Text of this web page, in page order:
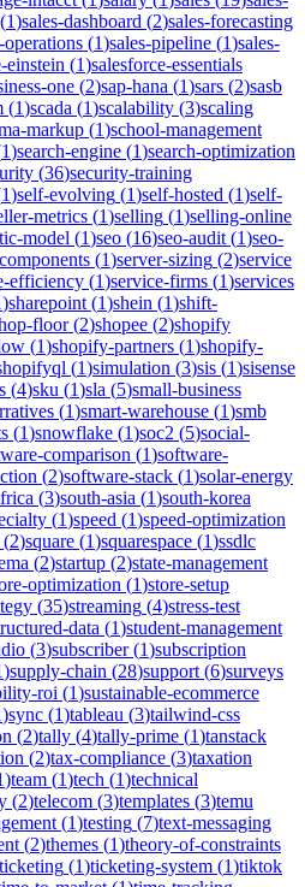
(1)sales-dashboard (2)sales-forecasting
operations (1)sales-pipeline (1)sales-
einstein (1)salesforce-essentials
one (2)sap-hana (1)sars (2)sasb
(1)scada (1)scalability (3)scaling
markup (1)school-management
1)search-engine (1)search-optimization
(36)security-training
1)self-evolving (1)self-hosted (1)self-
metrics (1)selling (1)selling-online
model (1)seo (16)seo-audit (1)seo-
(1)server-sizing (2)service
efficiency (1)service-firms (1)services
)sharepoint (1)shein (1)shift-
floor(2)shopee (2)shopify
(1)shopify-partners (1)shopify-
(1)simulation (3)sis (1)sisense
(4)sku (1)sla (5)small-business
(1)smart-warehouse (1)smb
(1)snowflake (1)soc2 (5)social-
comparison (1)software-
(2)software-stack (1)solar-energy
(3)south-asia (1)south-korea
(1)speed (1)speed-optimization
(2)square (1)squarespace (1)ssdlc
(2)startup (2)state-management
optimization (1)store-setup
(35)streaming (4)stress-test
data (1)student-management
(3)subscriber(1)subscription
)supply-chain (28)support (6)surveys
roi (1)sustainable-ecommerce
)sync (1)tableau (3)tailwind-css
(2)tally (4)tally-prime (1)tanstack
(2)tax-compliance (3)taxation
)team (1)tech (1)technical
(2)telecom (3)templates (3)temu
(1)testing (7)text-messaging
(2)themes (1)theory-of-constraints
ticketing (1)ticketing-system (1)tiktok